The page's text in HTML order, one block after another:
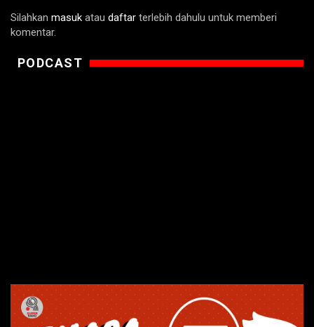
Silahkan masuk atau daftar terlebih dahulu untuk memberi
komentar.
PODCAST